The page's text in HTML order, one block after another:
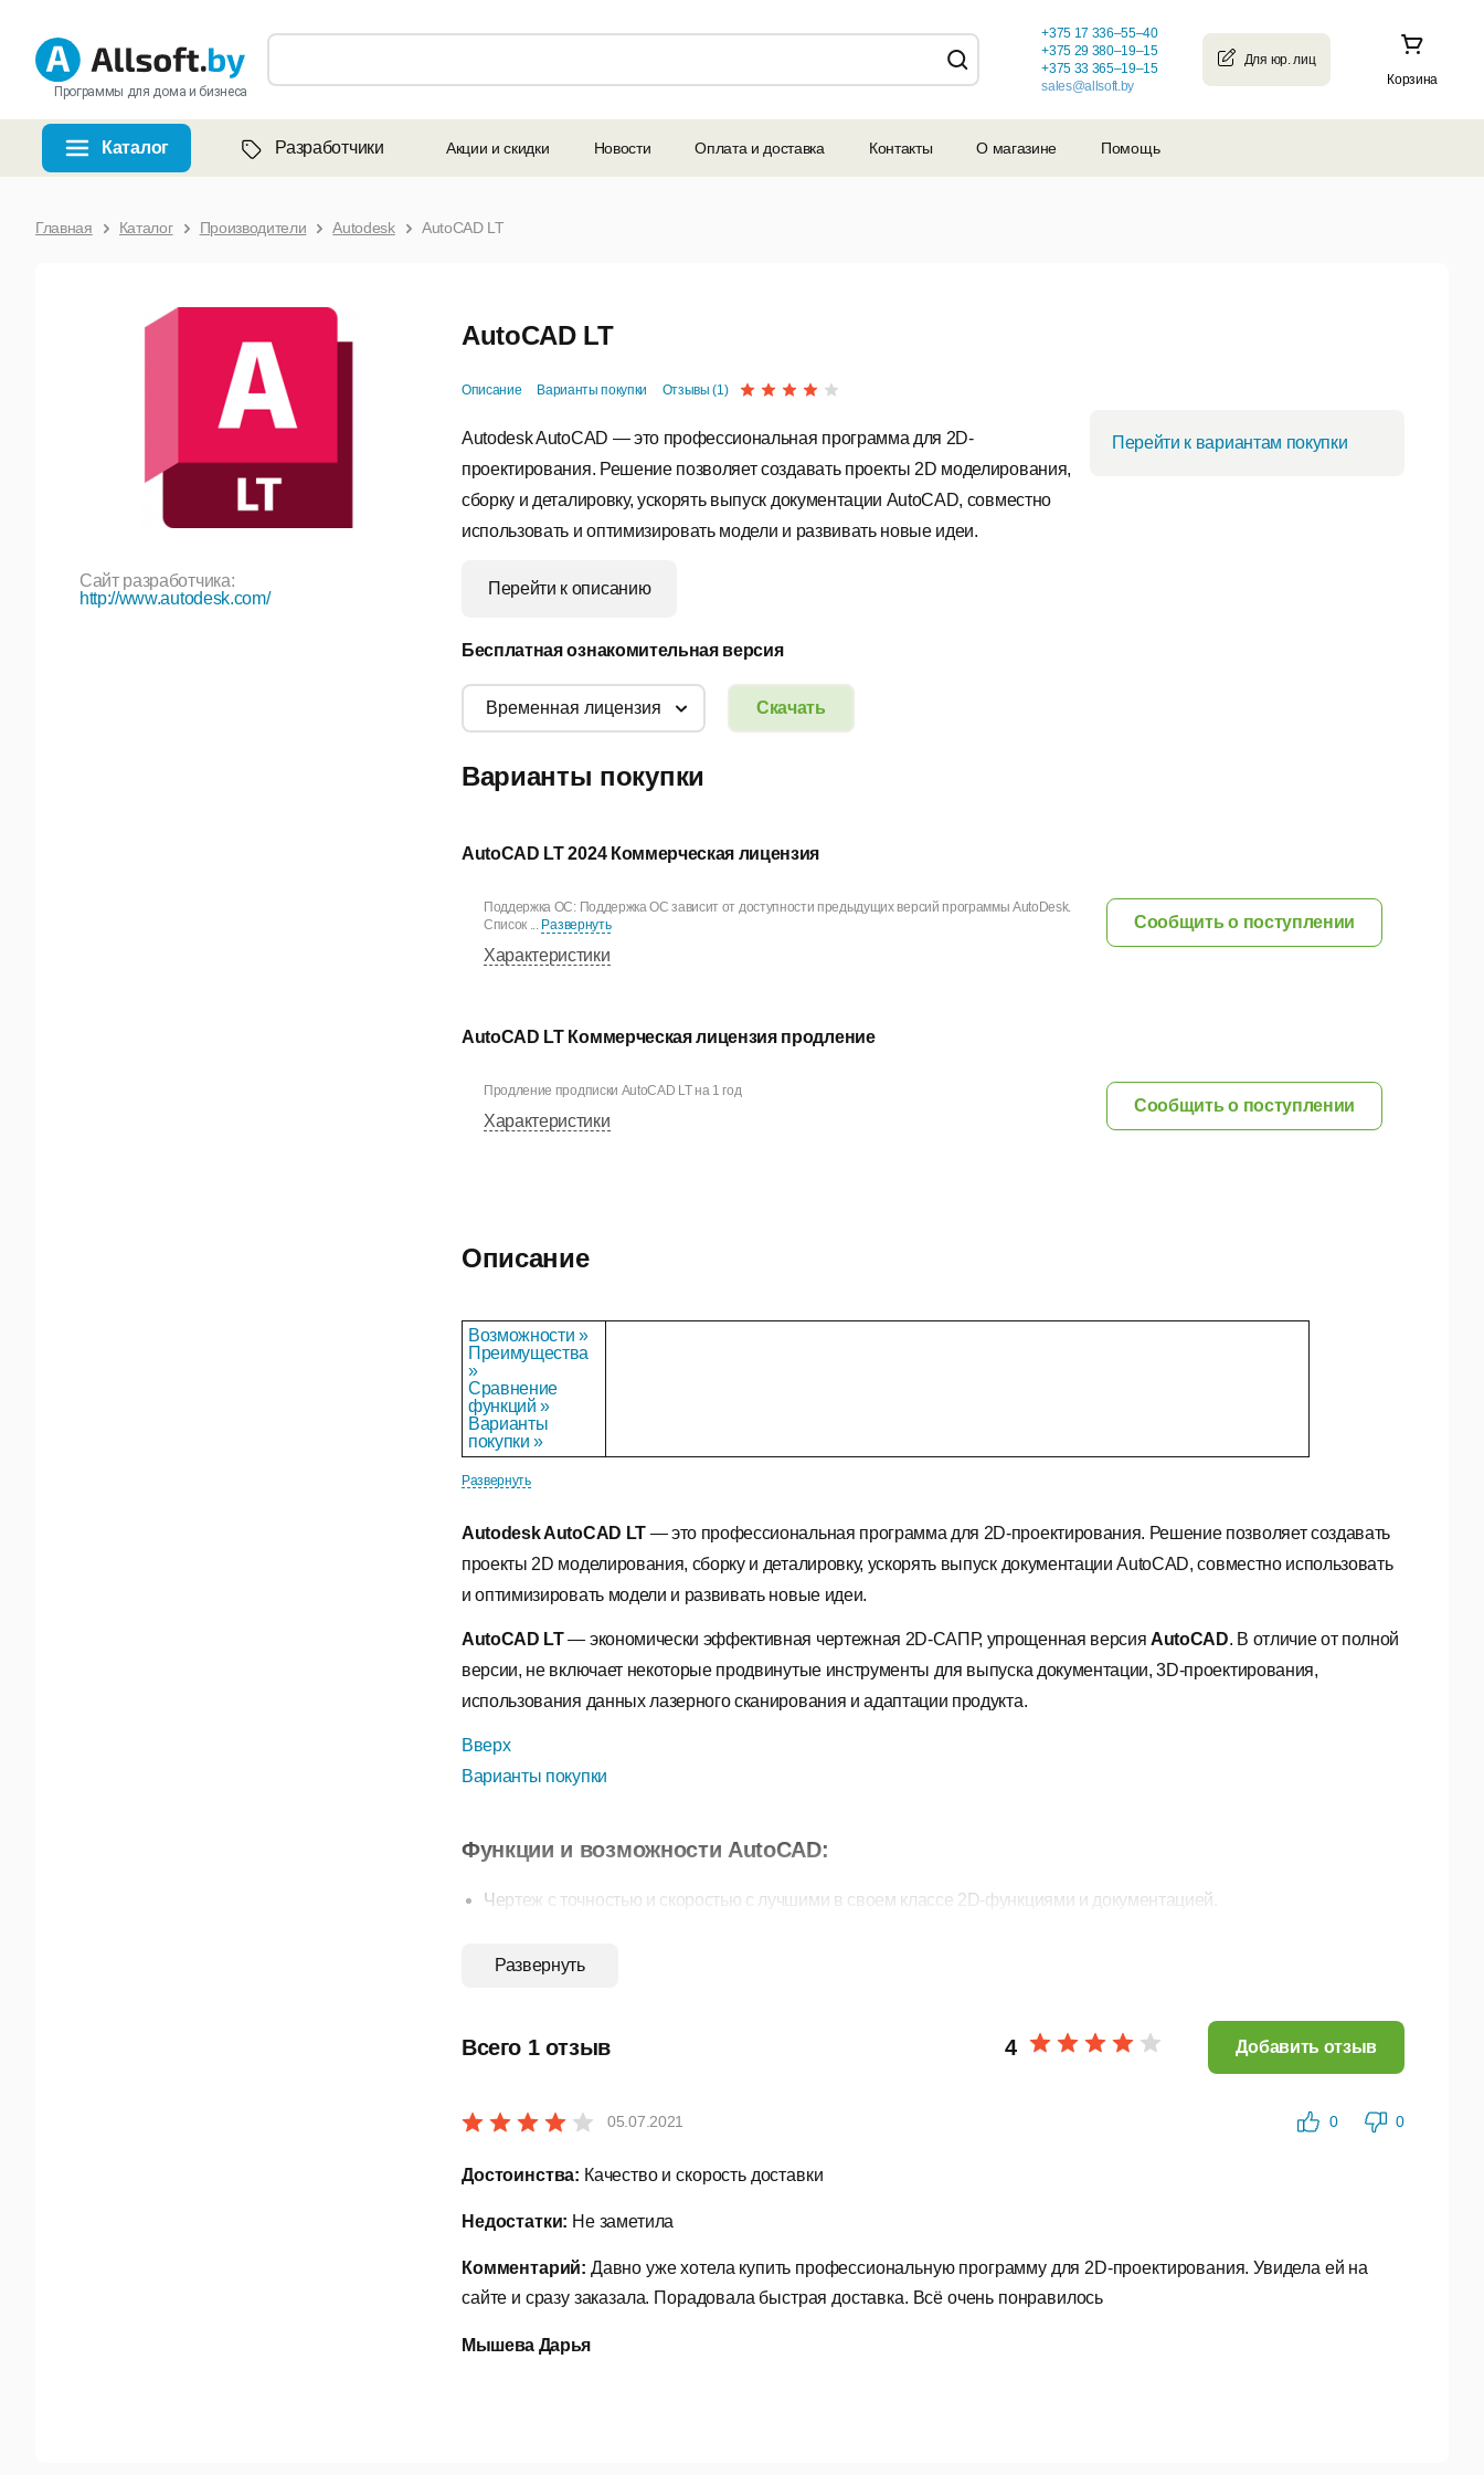
Программы для дома и бизнеса
Корзина
+375 17 336–55–40
+375 29 380–19–15
+375 33 365–19–15
sales@allsoft.by
Каталог Разработчики Акции и скидки Новости Оплата и доставка Контакты О магазине Помощь
Главная Каталог Производители Autodesk AutoCAD LT
AutoCAD LT
Описание Варианты покупки Отзывы (1)
Сайт разработчика:
http://www.autodesk.com/
Autodesk AutoCAD — это профессиональная программа для 2D-
проектирования. Решение позволяет создавать проекты 2D моделирования,
сборку и деталировку, ускорять выпуск документации AutoCAD, совместно
использовать и оптимизировать модели и развивать новые идеи.
Перейти к описанию
Перейти к вариантам покупки
Бесплатная ознакомительная версия
Скачать
Временная лицензия
Описание
Возможности »
Преимущества
»
Сравнение
функций »
Варианты
покупки »
Развернуть
Autodesk AutoCAD LT— это профессиональная программа для 2D-проектирования. Решение позволяет создавать
проекты 2D моделирования, сборку и деталировку, ускорять выпуск документации AutoCAD, совместно использовать
и оптимизировать модели и развивать новые идеи.
AutoCAD LT— экономически эффективная чертежная 2D-САПР, упрощенная версия AutoCAD. В отличие от полной
версии, не включает некоторые продвинутые инструменты для выпуска документации, 3D-проектирования,
использования данных лазерного сканирования и адаптации продукта.
Вверх
Варианты покупки
Функции и возможности AutoCAD:
Чертеж с точностью и скоростью с лучшими в своем классе 2D-функциями и документацией.
Профессиональные инструменты для выпуска документации предоставляют общий доступ к проектным данным.
Адаптивные подсказки командной строки и автокоррекция.
Создание фотореалистичных изображений.
Возможность извлечения кривых из поверхностей.
Развернуть
Варианты покупки
AutoCAD LT 2024 Коммерческая лицензия
Сообщить о поступлении
Поддержка ОС: Поддержка ОС зависит от доступности предыдущих версий программы AutoDesk.
Список ... Развернуть
Характеристики
AutoCAD LT Коммерческая лицензия продление
Сообщить о поступлении
Продление продписки AutoCAD LT на 1 год
Характеристики
Всего 1 отзыв 4 Добавить отзыв
05.07.2021 0 0
Достоинства: Качество и скорость доставки
Недостатки: Не заметила
Комментарий: Давно уже хотела купить профессиональную программу для 2D-проектирования. Увидела ей на
сайте и сразу заказала. Порадовала быстрая доставка. Всё очень понравилось
Мышева Дарья